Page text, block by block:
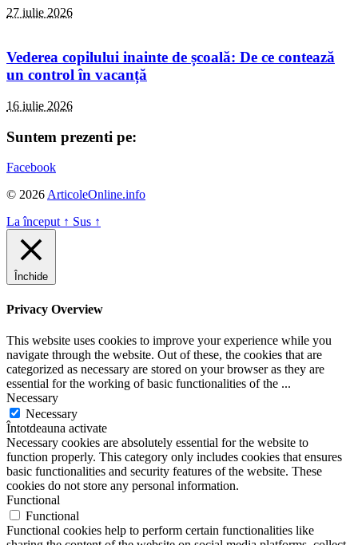
27 iulie 2026
Vederea copilului inainte de școală: De ce contează
un control în vacanță
16 iulie 2026
Suntem prezenti pe:
Facebook
© 2026 ArticoleOnline.info
La început ↑ Sus ↑
Închide
Privacy Overview
This website uses cookies to improve your experience while you
navigate through the website. Out of these, the cookies that are
categorized as necessary are stored on your browser as they are
essential for the working of basic functionalities of the ...
Necessary
Necessary
Întotdeauna activate
Necessary cookies are absolutely essential for the website to
function properly. This category only includes cookies that ensures
basic functionalities and security features of the website. These
cookies do not store any personal information.
Functional
Functional
Functional cookies help to perform certain functionalities like